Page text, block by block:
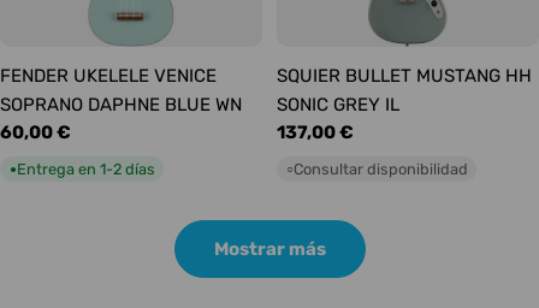
FENDER UKELELE VENICE
SOPRANO DAPHNE BLUE WN
Precio
habitual
60,00 €
●Entrega en 1-2 días
SQUIER BULLET MUSTANG HH
SONIC GREY IL
Precio
habitual
137,00 €
○Consultar disponibilidad
Mostrar más